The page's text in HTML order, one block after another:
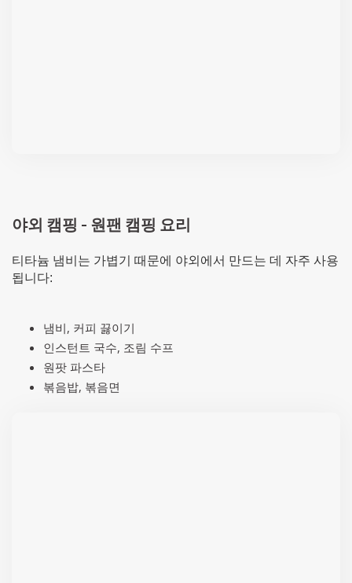
야외 캠핑 - 원팬 캠핑 요리
티타늄 냄비는 가볍기 때문에 야외에서 만드는 데 자주 사용
됩니다:
냄비, 커피 끓이기
인스턴트 국수, 조림 수프
원팟 파스타
볶음밥, 볶음면